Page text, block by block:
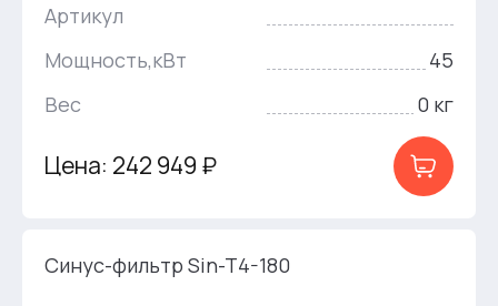
Артикул
Мощность,кВт
45
Вес
0 кг
Цена: 242 949 ₽
Синус-фильтр Sin-T4-180